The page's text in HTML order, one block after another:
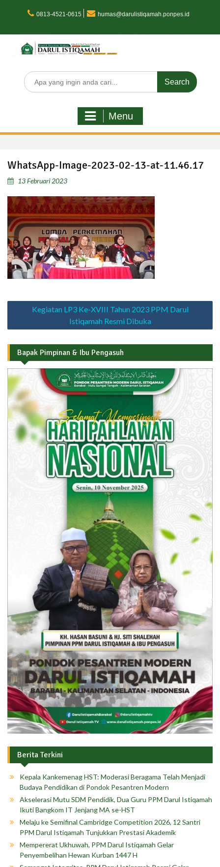
0813-4521-0615 humas@darulistiqamah.ponpes.id
Search
for:
Menu
WhatsApp-Image-2023-02-13-at-11.46.17
13 Februari 2023
Navigasi
Kegiatan LP3 Ke-XVIII Tahun 2023 PPM Darul
Istiqamah Resmi Dibuka
Bapak Pimpinan & Ibu Pengasuh
Berita Terkini
Kepala Kankemenag HST: Moderasi Beragama Telah Menjadi
Budaya Pendidikan di Pondok Pesantren Modern
Akselerasi Mutu SDM Pendidik, Dua Guru PPM Darul Istiqamah
Ikuti Bangkom IT Jenjang MA se-HST
Melaju ke Semifinal Cambridge Competition 2026, 12 Santri
PPM Darul Istiqamah Tunjukkan Prestasi Akademik
Mempererat Ukhuwah, PPM Darul Istiqamah Gelar
Penyembelihan Hewan Kurban 1447 H